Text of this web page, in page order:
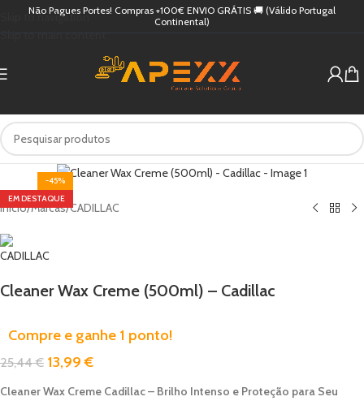
Skip to navigation
Não Pagues Portes! Compras +100€ ENVIO GRÁTIS 🚚 (Válido Portugal
Continental)
-45%
EM DESTAQUE
Início/Marcas/CADILLAC
Cleaner Wax Creme (500ml) – Cadillac
Compre e ganhe 1 ponto!
25,44€ 13,99€
Cleaner Wax Creme Cadillac – Brilho Intenso e Proteção para Seu